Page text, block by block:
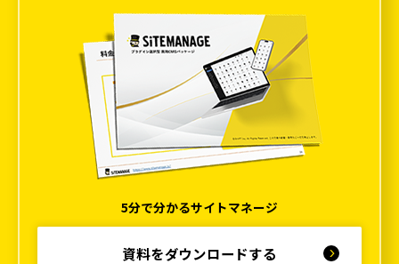
5分で分かるサイトマネージ
資料をダウンロードする